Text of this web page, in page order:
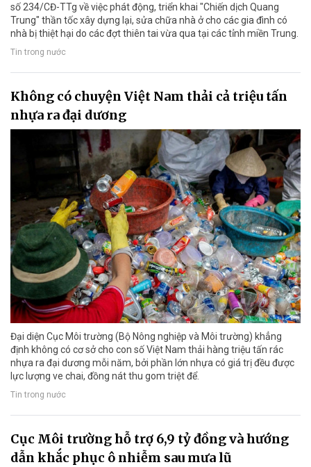
số 234/CĐ-TTg về việc phát động, triển khai "Chiến dịch Quang
Trung" thần tốc xây dựng lại, sửa chữa nhà ở cho các gia đình có
nhà bị thiệt hại do các đợt thiên tai vừa qua tại các tỉnh miền Trung.
Tin trong nước
Không có chuyện Việt Nam thải cả triệu tấn
nhựa ra đại dương
Đại diện Cục Môi trường (Bộ Nông nghiệp và Môi trường) khẳng
định không có cơ sở cho con số Việt Nam thải hàng triệu tấn rác
nhựa ra đại dương mỗi năm, bởi phần lớn nhựa có giá trị đều được
lực lượng ve chai, đồng nát thu gom triệt để.
Tin trong nước
Cục Môi trường hỗ trợ 6,9 tỷ đồng và hướng
dẫn khắc phục ô nhiễm sau mưa lũ